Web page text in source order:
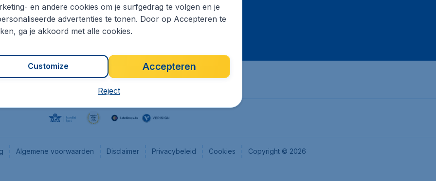
CheapTickets.nl
CheapTickets.sg
Algemene voorwaarden Disclaimer Privacybeleid Cookies Copyright © 2026
en andere cookies om je surfgedrag te volgen en je
advertenties te tonen. Door op Accepteren te
ga je akkoord met alle cookies.
Accepteren
Customize
Reject